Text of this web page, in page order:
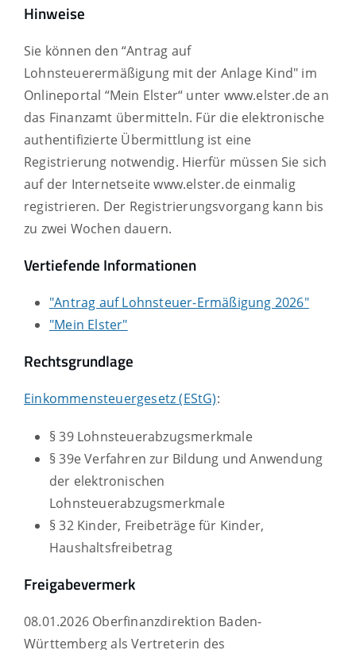
Hinweise
Sie können den “Antrag auf
Lohnsteuerermäßigung mit der Anlage Kind" im
Onlineportal “Mein Elster“ unter www.elster.de an
das Finanzamt übermitteln. Für die elektronische
authentifizierte Übermittlung ist eine
Registrierung notwendig. Hierfür müssen Sie sich
auf der Internetseite www.elster.de einmalig
registrieren. Der Registrierungsvorgang kann bis
zu zwei Wochen dauern.
Vertiefende Informationen
"Antrag auf Lohnsteuer-Ermäßigung 2026"
"Mein Elster"
Rechtsgrundlage
Einkommensteuergesetz (EStG):
§ 39 Lohnsteuerabzugsmerkmale
§ 39e Verfahren zur Bildung und Anwendung
der elektronischen
Lohnsteuerabzugsmerkmale
§ 32 Kinder, Freibeträge für Kinder,
Haushaltsfreibetrag
Freigabevermerk
08.01.2026 Oberfinanzdirektion Baden-
Württemberg als Vertreterin des